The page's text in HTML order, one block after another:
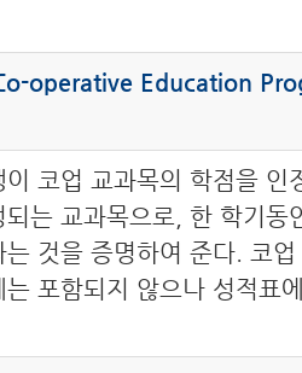
operative Education
코업 교과목의 학점을 인
는 교과목으로, 한 학기동
것을 증명하여 준다. 코
포함되지 않으나 성적표